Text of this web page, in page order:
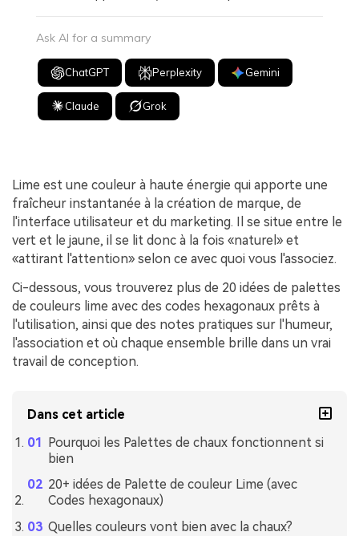
Ask AI for a summary
ChatGPT Perplexity Gemini
Claude Grok
Lime est une couleur à haute énergie qui apporte une
fraîcheur instantanée à la création de marque, de
l'interface utilisateur et du marketing. Il se situe entre le
vert et le jaune, il se lit donc à la fois «naturel» et
«attirant l'attention» selon ce avec quoi vous l'associez.
Ci-dessous, vous trouverez plus de 20 idées de palettes
de couleurs lime avec des codes hexagonaux prêts à
l'utilisation, ainsi que des notes pratiques sur l'humeur,
l'association et où chaque ensemble brille dans un vrai
travail de conception.
Dans cet article
Pourquoi les Palettes de chaux fonctionnent si
bien
20+ idées de Palette de couleur Lime (avec
Codes hexagonaux)
Quelles couleurs vont bien avec la chaux?